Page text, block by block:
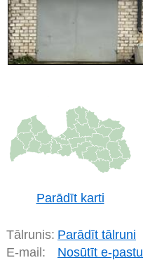
Parādīt karti
Tālrunis: Parādīt tālruni
E-mail:
Nosūtīt e-pastu